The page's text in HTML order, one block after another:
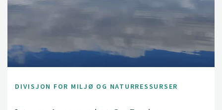
DIVISJON FOR MILJØ OG NATURRESSURSER